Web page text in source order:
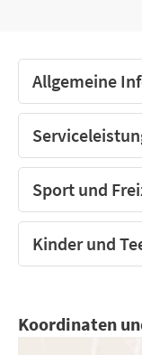
Allgemeine
Sport und
Kinder und
Koordinaten